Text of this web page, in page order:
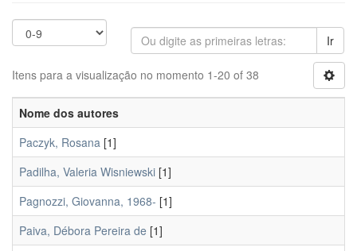
Ir
Itens para a visualização no momento 1-20 of 38
Nome dos autores
Paczyk, Rosana [1]
Padilha, Valeria Wisniewski [1]
Pagnozzi, Giovanna, 1968- [1]
Paiva, Débora Pereira de [1]